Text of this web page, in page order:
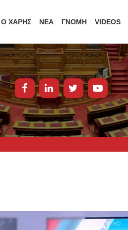
Ο ΧΑΡΗΣ ΝΕΑ ΓΝΩΜΗ VIDEOS